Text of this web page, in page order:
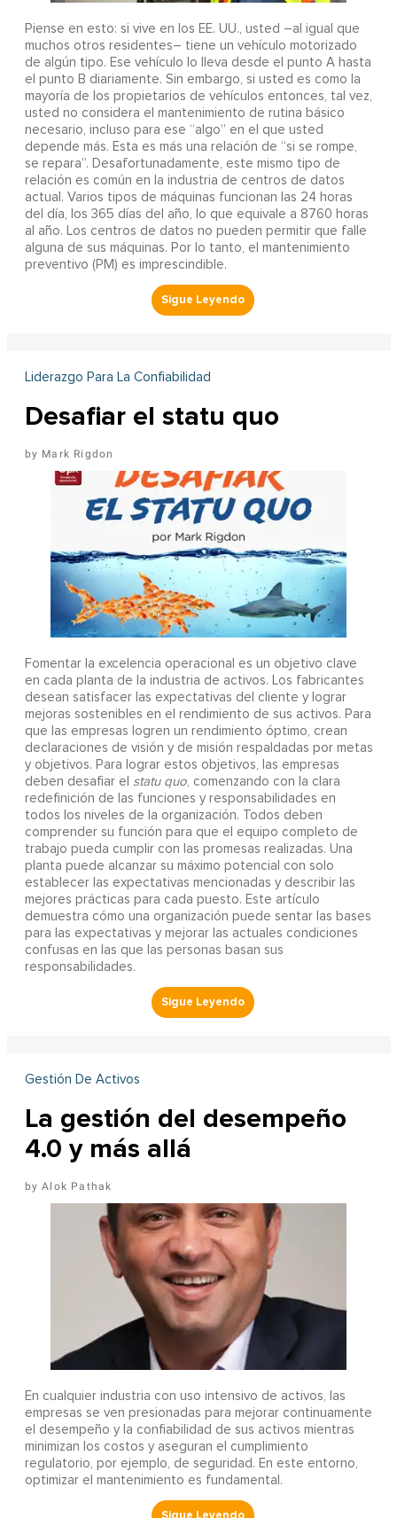
Piense en esto: si vive en los EE. UU., usted –al igual que
muchos otros residentes– tiene un vehículo motorizado
de algún tipo. Ese vehículo lo lleva desde el punto A hasta
el punto B diariamente. Sin embargo, si usted es como la
mayoría de los propietarios de vehículos entonces, tal vez,
usted no considera el mantenimiento de rutina básico
necesario, incluso para ese “algo” en el que usted
depende más. Esta es más una relación de “si se rompe,
se repara”. Desafortunadamente, este mismo tipo de
relación es común en la industria de centros de datos
actual. Varios tipos de máquinas funcionan las 24 horas
del día, los 365 días del año, lo que equivale a 8760 horas
al año. Los centros de datos no pueden permitir que falle
alguna de sus máquinas. Por lo tanto, el mantenimiento
preventivo (PM) es imprescindible.
Liderazgo Para La Confiabilidad
Desafiar el statu quo
Mark Rigdon
Fomentar la excelencia operacional es un objetivo clave
en cada planta de la industria de activos. Los fabricantes
desean satisfacer las expectativas del cliente y lograr
mejoras sostenibles en el rendimiento de sus activos. Para
que las empresas logren un rendimiento óptimo, crean
declaraciones de visión y de misión respaldadas por metas
y objetivos. Para lograr estos objetivos, las empresas
deben desafiar el statu quo, comenzando con la clara
redefinición de las funciones y responsabilidades en
todos los niveles de la organización. Todos deben
comprender su función para que el equipo completo de
trabajo pueda cumplir con las promesas realizadas. Una
planta puede alcanzar su máximo potencial con solo
establecer las expectativas mencionadas y describir las
mejores prácticas para cada puesto. Este artículo
demuestra cómo una organización puede sentar las bases
para las expectativas y mejorar las actuales condiciones
confusas en las que las personas basan sus
responsabilidades.
Gestión De Activos
La gestión del desempeño
4.0 y más allá
Alok Pathak
En cualquier industria con uso intensivo de activos, las
empresas se ven presionadas para mejorar continuamente
el desempeño y la confiabilidad de sus activos mientras
minimizan los costos y aseguran el cumplimiento
regulatorio, por ejemplo, de seguridad. En este entorno,
optimizar el mantenimiento es fundamental.